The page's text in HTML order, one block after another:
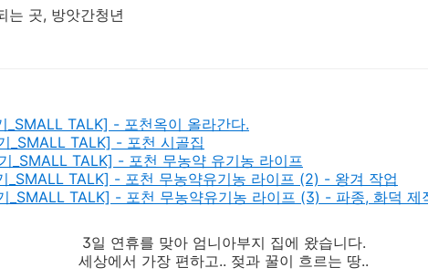
는 곳, 방앗간청년
TALK] - 포천옥이 올라간다.
_SMALL TALK] - 포천 시골집
_SMALL TALK] - 포천 무농약 유기농 라이프
_SMALL TALK] - 포천 무농약유기농 라이프 (2) - 왕겨 작업
_SMALL TALK] - 포천 무농약유기농 라이프 (3) - 파종, 화덕 제
3일 연휴를 맞아 엄니아부지 집에 왔습니다.
세상에서 가장 편하고.. 젖과 꿀이 흐르는 땅..